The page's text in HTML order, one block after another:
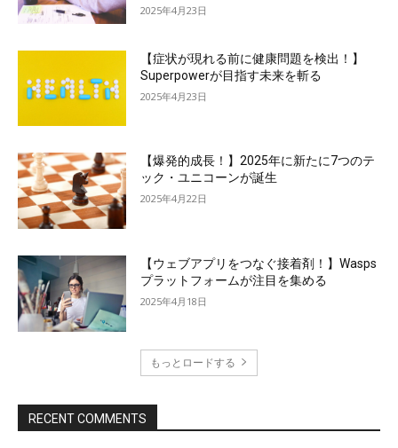
2025年4月23日
【症状が現れる前に健康問題を検出！】
Superpowerが目指す未来を斬る
2025年4月23日
【爆発的成長！】2025年に新たに7つのテ
ック・ユニコーンが誕生
2025年4月22日
【ウェブアプリをつなぐ接着剤！】Wasps
プラットフォームが注目を集める
2025年4月18日
もっとロードする
RECENT COMMENTS